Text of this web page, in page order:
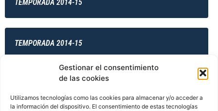
Gestionar el consentimiento
de las cookies
Utilizamos tecnologías como las cookies para almacenar y/o acceder a
la información del dispositivo. El consentimiento de estas tecnologías
TEMPORADA 2014-15
TEMPORADA 2014-15
TEMPORADA 2014-15